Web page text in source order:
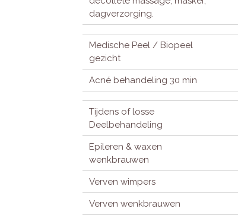
dagverzorging.
Medische Peel / Biopeel
gezicht
Acné behandeling 30 min
Tijdens of losse
Deelbehandeling
Epileren & waxen
wenkbrauwen
Verven wimpers
Verven wenkbrauwen